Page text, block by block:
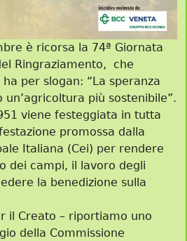
è ricorsa la 74ª Giornata
Ringraziamento, che
ha per slogan: “La speranza
più sostenibile”.
viene festeggiata in tutta
promossa dalla
Italiana (Cei) per rendere
dei campi, il lavoro degli
la benedizione sulla
il Creato – riportiamo uno
della Commissione